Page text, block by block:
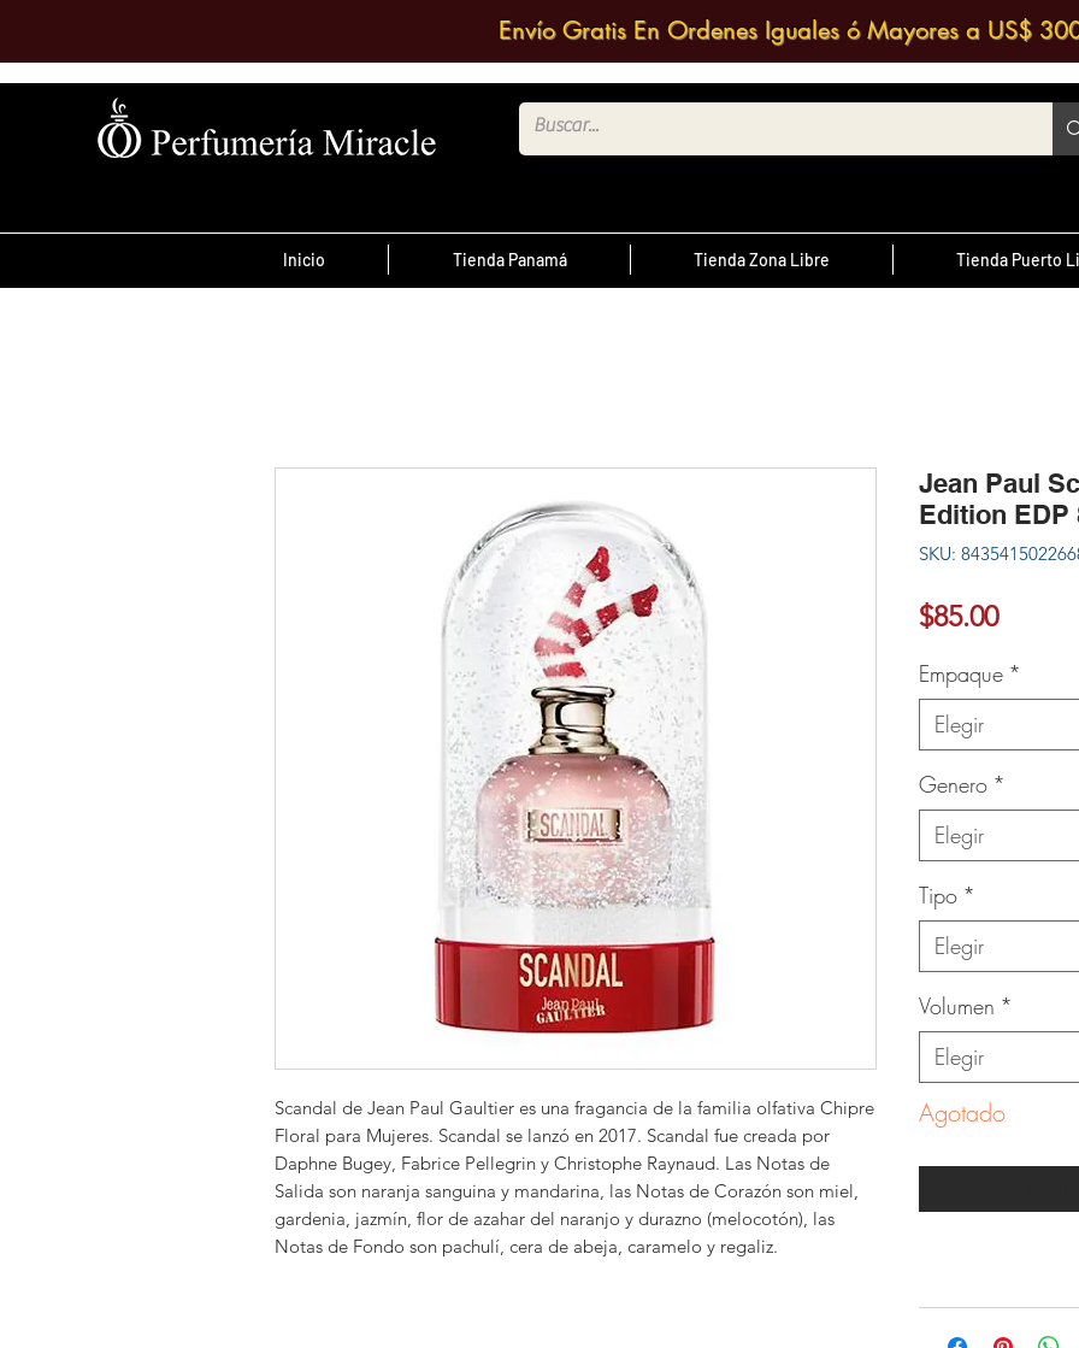
Envío Gratis En Ordenes Iguales ó Mayores a US$
Inicio Tienda Panamá Tienda Zona Libre Tienda Puerto
se envían al día siguiente.
Debe comentar en el pedido a que sucursal
quiere enviarlo o escribirnos a
pedidos@perfumeriamiracle.com
Ver más
cotización?
Scandal de Jean Paul Gaultier es una fragancia de la familia olfativa Chipre
Floral para Mujeres. Scandal se lanzó en 2017. Scandal fue creada por
Daphne Bugey, Fabrice Pellegrin y Christophe Raynaud. Las Notas de
Salida son naranja sanguina y mandarina, las Notas de Corazón son miel,
gardenia, jazmín, flor de azahar del naranjo y durazno (melocotón), las
Notas de Fondo son pachulí, cera de abeja, caramelo y regaliz.
Jean Paul
Edition EDP
SKU:
$85.00Precio
Empaque *
Elegir
Genero *
Elegir
Tipo *
Elegir
Volumen *
Elegir
Agotado